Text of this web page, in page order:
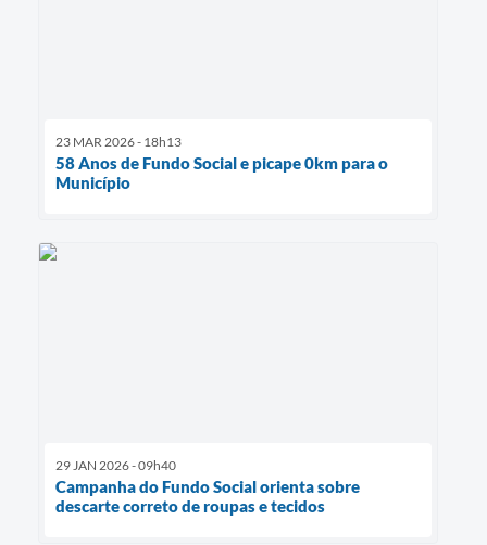
23 MAR 2026 - 18h13
58 Anos de Fundo Social e picape 0km para o
Município
29 JAN 2026 - 09h40
Campanha do Fundo Social orienta sobre
descarte correto de roupas e tecidos